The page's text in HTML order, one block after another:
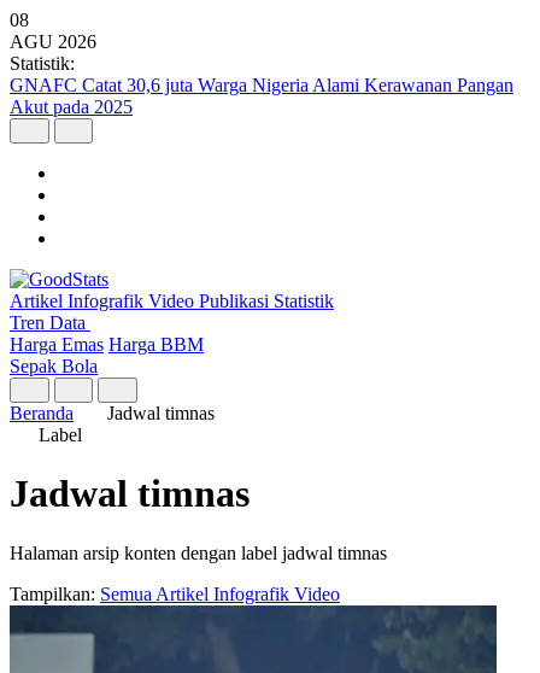
08
AGU 2026
Statistik:
GNAFC Catat 30,6 juta Warga Nigeria Alami Kerawanan Pangan
Akut pada 2025
Artikel Infografik Video Publikasi Statistik
Tren Data
Harga Emas Harga BBM
Sepak Bola
Beranda
Jadwal timnas
Label
Jadwal timnas
Halaman arsip konten dengan label jadwal timnas
Tampilkan: Semua Artikel Infografik Video